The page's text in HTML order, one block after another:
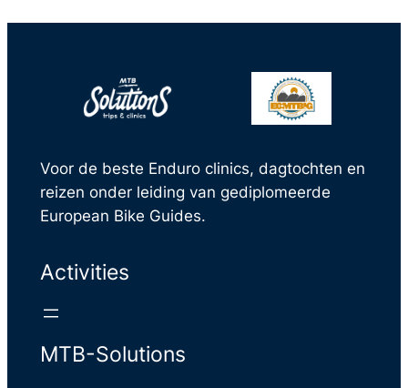
Voor de beste Enduro clinics, dagtochten en
reizen onder leiding van gediplomeerde
European Bike Guides.
Activities
MTB-Solutions